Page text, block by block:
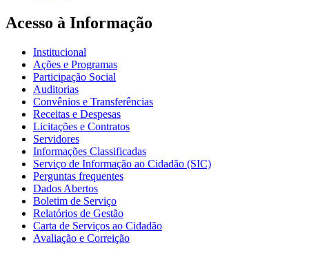
Acesso à Informação
Institucional
Ações e Programas
Participação Social
Auditorias
Convênios e Transferências
Receitas e Despesas
Licitações e Contratos
Servidores
Informações Classificadas
Serviço de Informação ao Cidadão (SIC)
Perguntas frequentes
Dados Abertos
Boletim de Serviço
Relatórios de Gestão
Carta de Serviços ao Cidadão
Avaliação e Correição